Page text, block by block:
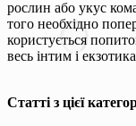
рослин або укус
того необхідно
користується
весь інтим і
Статті з цієї